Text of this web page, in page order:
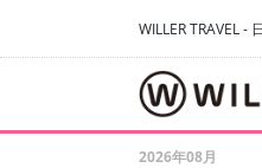
WILLER TRAVEL -
2026年08月